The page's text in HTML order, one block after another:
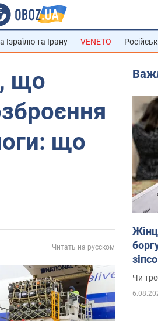
Ізраїлю та Ірану VENETO
що
що
Читать на русском
Чи